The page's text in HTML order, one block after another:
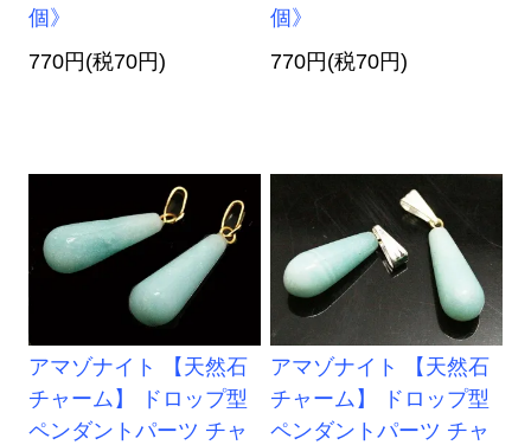
個》
770円(税70円)
個》
770円(税70円)
アマゾナイト 【天然石
チャーム】 ドロップ型
ペンダントパーツ チャ
アマゾナイト 【天然石
チャーム】 ドロップ型
ペンダントパーツ チャ